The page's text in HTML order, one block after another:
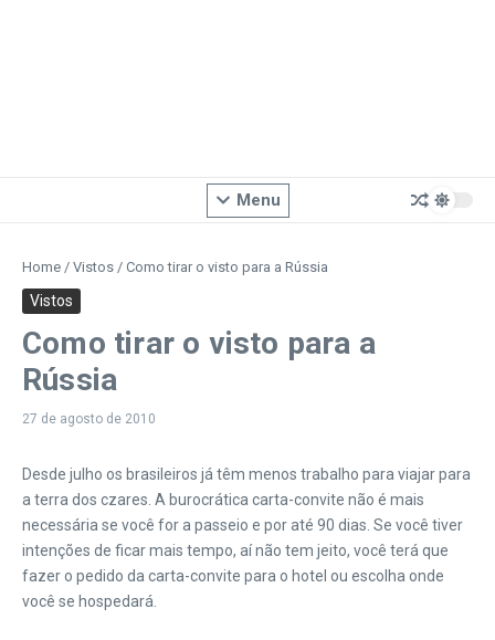
Menu
Home / Vistos / Como tirar o visto para a Rússia
Vistos
Como tirar o visto para a
Rússia
27 de agosto de 2010
Desde julho os brasileiros já têm menos trabalho para viajar para
a terra dos czares. A burocrática carta-convite não é mais
necessária se você for a passeio e por até 90 dias. Se você tiver
intenções de ficar mais tempo, aí não tem jeito, você terá que
fazer o pedido da carta-convite para o hotel ou escolha onde
você se hospedará.